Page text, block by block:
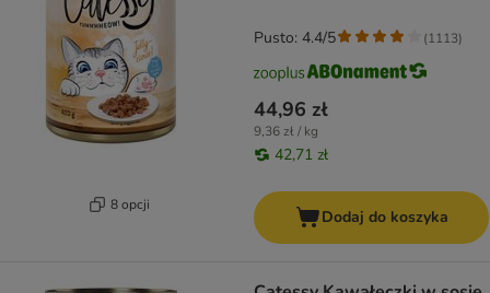
8 opcji
44,96 zł
9,36 zł / kg
42,71 zł
Pusto: 4.4/5 (1113)
Dodaj do koszyka